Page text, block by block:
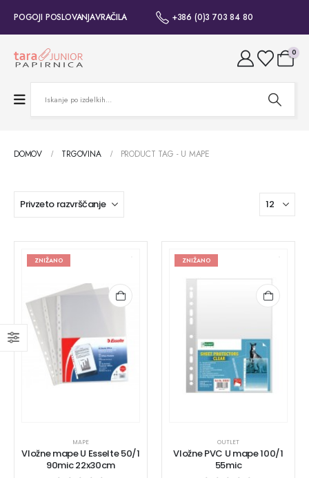
POGOJI POSLOVANJAVRAČILA +386 (0)3 703 84 80
0
DOMOV TRGOVINA PRODUCT TAG - U MAPE
ZNIŽANO
MAPE
Vložne mape U Esselte 50/1
90mic 22x30cm
ZNIŽANO
OUTLET
Vložne PVC U mape 100/1
55mic